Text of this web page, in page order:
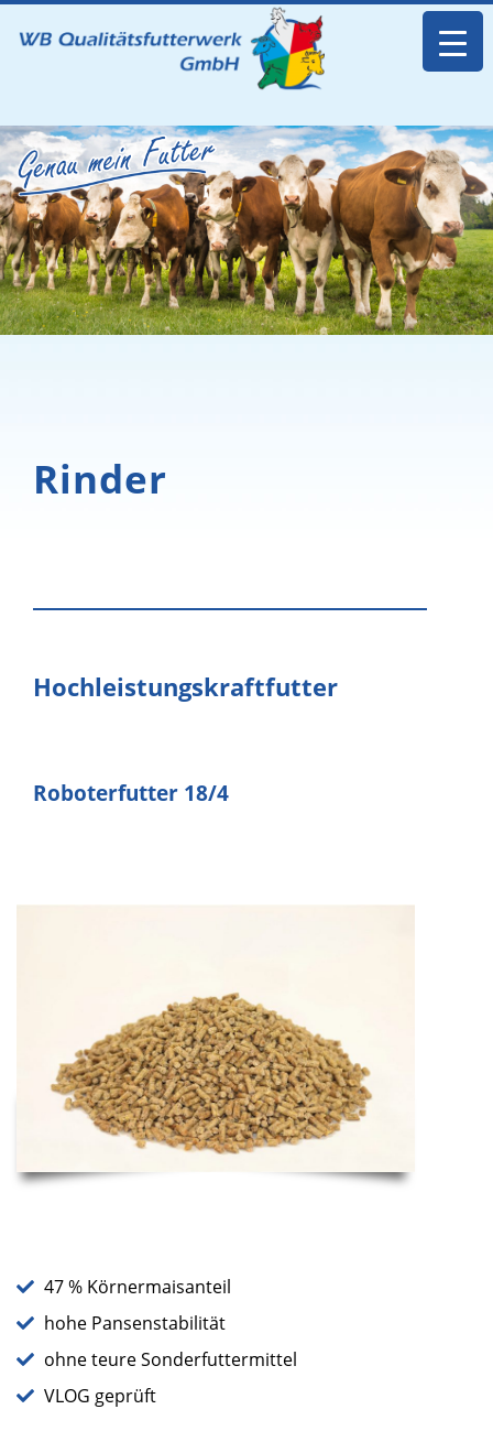
Rinder
Hochleistungskraftfutter
Roboterfutter 18/4
47 % Körnermaisanteil
hohe Pansenstabilität
ohne teure Sonderfuttermittel
VLOG geprüft